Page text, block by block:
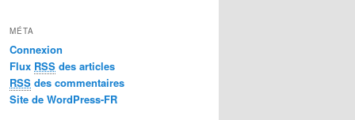
MÉTA
Connexion
Flux RSS des articles
RSS des commentaires
Site de WordPress-FR